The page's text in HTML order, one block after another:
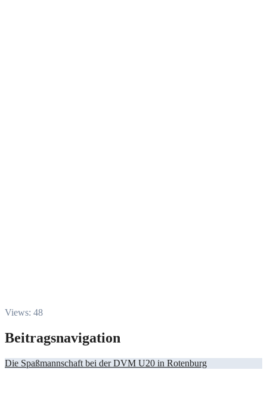
Views: 48
Beitragsnavigation
Die Spaßmannschaft bei der DVM U20 in Rotenburg